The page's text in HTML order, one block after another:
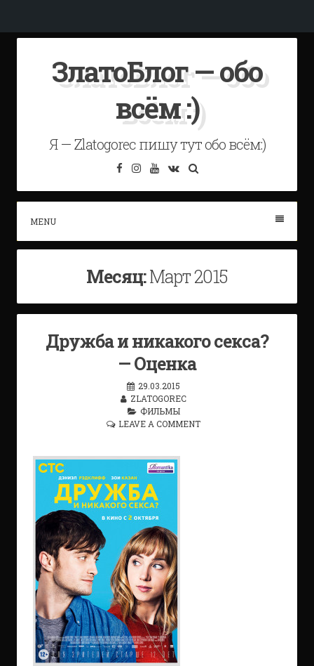
contentЗлатоБлог — обо
всём :)
Я — Zlatogorec пишу тут обо всём:)
Facebook
Instagram
YouTube
VK
MENU
Месяц:Март 2015
Дружба и никакого секса?
— Оценка
29.03.2015
ZLATOGOREC
ФИЛЬМЫ
LEAVE A COMMENT